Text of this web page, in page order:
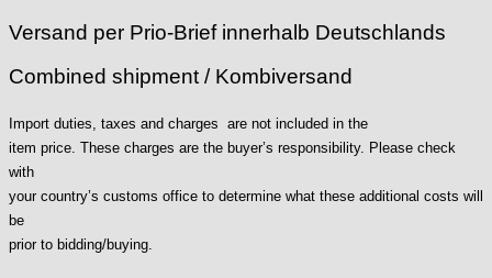
Heuer
HPP „Henzi & Pfaff"
Intese
Jean Brun
Kasper
Versand per Prio-Brief innerhalb Deutschlands
Combined shipment / Kombiversand
Import duties, taxes and charges are not included in the
item price. These charges are the buyer’s responsibility. Please check
with
your country’s customs office to determine what these additional costs will
be
prior to bidding/buying.